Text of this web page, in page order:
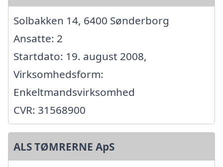
Solbakken 14, 6400 Sønderborg
Ansatte: 2
Startdato: 19. august 2008,
Virksomhedsform:
Enkeltmandsvirksomhed
CVR: 31568900
ALS TØMRERNE ApS